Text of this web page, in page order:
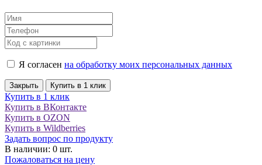
Я согласен на обработку моих персональных данных
Закрыть Купить в 1 клик
Купить в 1 клик
Купить в ВКонтакте
Купить в OZON
Купить в Wildberries
Задать вопрос по продукту
В наличии: 0 шт.
Пожаловаться на цену